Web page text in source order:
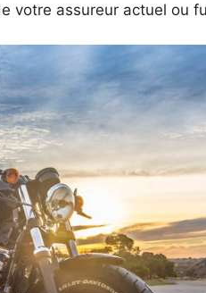
votre assureur actuel ou